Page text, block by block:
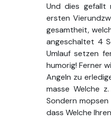
Und dies gefallt
ersten
gesamtheit,
angeschaltet 4
Umlauf setzen
humorig! Ferner
Angeln zu
masse Welche
Sondern mopsen
dass Welche